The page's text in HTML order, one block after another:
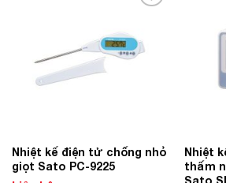
Nhiệt kế điện tử chống nhỏ
giọt Sato PC-9225
Nhiệt
thấm
Sato